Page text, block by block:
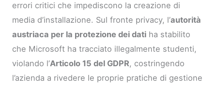
errori critici che impediscono la creazione di
media d’installazione. Sul fronte privacy, l’autorità
austriaca per la protezione dei dati ha stabilito
che Microsoft ha tracciato illegalmente studenti,
violando l’Articolo 15 del GDPR, costringendo
l’azienda a rivedere le proprie pratiche di gestione